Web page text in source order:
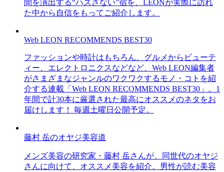
間を演出する“ハズさない”宿を、LEONが実際に訪れ
た中から自信をもってご紹介します。
Web LEON RECOMMENDS BEST30
ファッションや時計はもちろん、グルメからビューテ
ィー、エレクトロニクスなどなど、Web LEON編集者
がさまざまなジャンルのワクワクするモノ・コトを紹
介する連載「Web LEON RECOMMENDS BEST30」。1
年間で計30本に厳選された最高にオススメのネタをお
届けします！ 毎週土曜日公開予定。
藤村 岳のオヤジ美容道
メンズ美容の研究家・藤村 岳さんが、同世代のオヤジ
さんに向けて、オススメ美容を紹介。男性が読む美容